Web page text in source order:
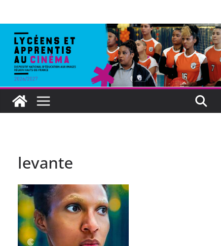
levante